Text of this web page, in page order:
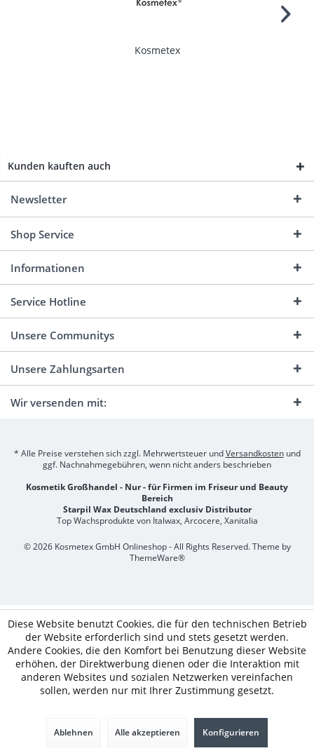
Kosmetex
Kunden kauften auch
Newsletter
Shop Service
Informationen
Service Hotline
Unsere Communitys
Unsere Zahlungsarten
Wir versenden mit:
* Alle Preise verstehen sich zzgl. Mehrwertsteuer undVersandkostenund
ggf. Nachnahmegebühren, wenn nicht anders beschrieben
Kosmetik Großhandel - Nur - für Firmen im Friseur und Beauty
Bereich
Starpil Wax Deutschland exclusiv Distributor
Top Wachsprodukte von Italwax, Arcocere, Xanitalia
© 2026 Kosmetex GmbH Onlineshop - All Rights Reserved. Theme by
ThemeWare®
Diese Website benutzt Cookies, die für den technischen Betrieb
der Website erforderlich sind und stets gesetzt werden.
Andere Cookies, die den Komfort bei Benutzung dieser Website
erhöhen, der Direktwerbung dienen oder die Interaktion mit
anderen Websites und sozialen Netzwerken vereinfachen
sollen, werden nur mit Ihrer Zustimmung gesetzt.
Ablehnen Alle akzeptieren Konfigurieren